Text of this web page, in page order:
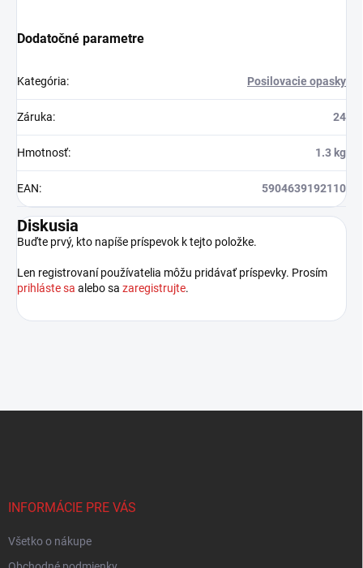
Dodatočné parametre
Kategória: Posilovacie opasky
Záruka: 24
Hmotnosť: 1.3 kg
EAN: 5904639192110
Diskusia
Buďte prvý, kto napíše príspevok k tejto položke.
Len registrovaní používatelia môžu pridávať príspevky. Prosím
prihláste sa alebo sa zaregistrujte.
INFORMÁCIE PRE VÁS
Všetko o nákupe